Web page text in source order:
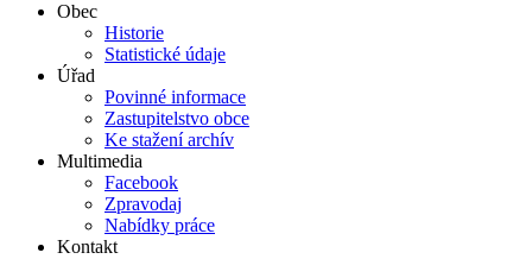
Obec
Historie
Statistické údaje
Úřad
Povinné informace
Zastupitelstvo obce
Ke stažení archív
Multimedia
Facebook
Zpravodaj
Nabídky práce
Kontakt